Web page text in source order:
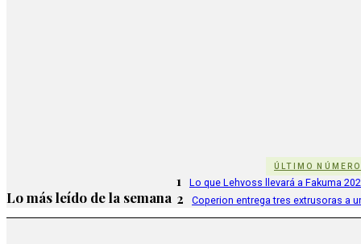
ÚLTIMO NÚMERO
Lo más leído de la semana
1 Lo que Lehvoss llevará a Fakuma
2 Coperion entrega tres extrusoras a